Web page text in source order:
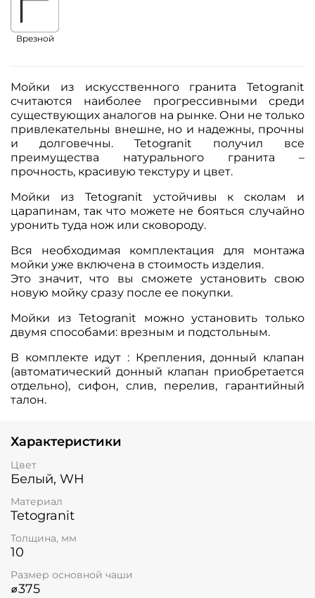
Врезной
Мойки из искусственного гранита Tetogranit
считаются наиболее прогрессивными среди
существующих аналогов на рынке. Они не только
привлекательны внешне, но и надежны, прочны
и долговечны. Tetogranit получил все
преимущества натурального гранита –
прочность, красивую текстуру и цвет.
Мойки из Tetogranit устойчивы к сколам и
царапинам, так что можете не бояться случайно
уронить туда нож или сковороду.
Вся необходимая комплектация для монтажа
мойки уже включена в стоимость изделия.
Это значит, что вы сможете установить свою
новую мойку сразу после ее покупки.
Мойки из Tetogranit можно установить только
двумя способами: врезным и подстольным.
В комплекте идут : Крепления, донный клапан
(автоматический донный клапан приобретается
отдельно), сифон, слив, перелив, гарантийный
талон.
Характеристики
Цвет
Белый, WH
Материал
Tetogranit
Толщина, мм
10
Размер основной чаши
⌀375